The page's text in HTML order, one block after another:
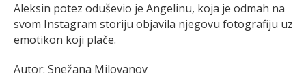
Aleksin potez oduševio je Angelinu, koja je odmah na
svom Instagram storiju objavila njegovu fotografiju uz
emotikon koji plače.
Autor: Snežana Milovanov